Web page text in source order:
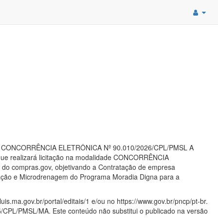
ELETRÔNICA Nº 90.010/2026/CPL/PMSL A
realizará licitação na modalidade CONCORRÊNCIA
compras.gov, objetivando a Contratação de empresa
e Microdrenagem do Programa Moradia Digna para a
portal/editais/1 e/ou no https://www.gov.br/pncp/pt-br.
PMSL/MA. Este conteúdo não substitui o publicado na versão